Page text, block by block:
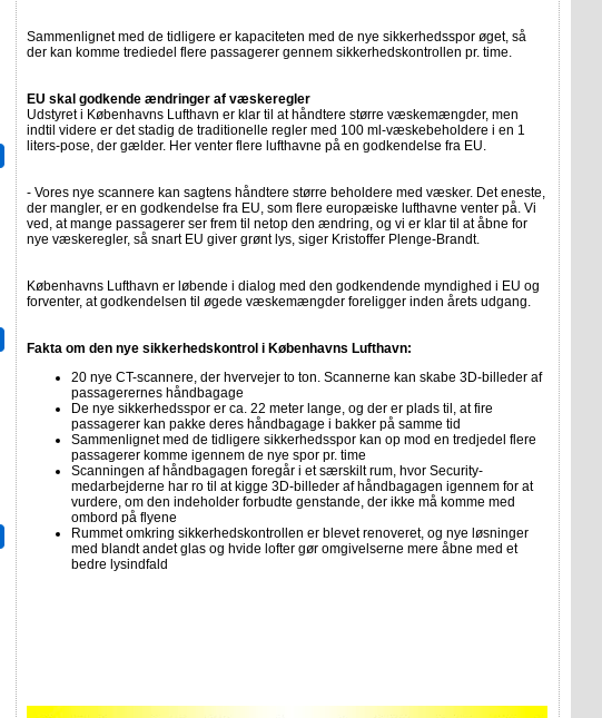
Sammenlignet med de tidligere er kapaciteten med de nye sikkerhedsspor øget, så
der kan komme trediedel flere passagerer gennem sikkerhedskontrollen pr. time.
EU skal godkende ændringer af væskeregler
Udstyret i Københavns Lufthavn er klar til at håndtere større væskemængder, men
indtil videre er det stadig de traditionelle regler med 100 ml-væskebeholdere i en 1
liters-pose, der gælder. Her venter flere lufthavne på en godkendelse fra EU.
- Vores nye scannere kan sagtens håndtere større beholdere med væsker. Det eneste,
der mangler, er en godkendelse fra EU, som flere europæiske lufthavne venter på. Vi
ved, at mange passagerer ser frem til netop den ændring, og vi er klar til at åbne for
nye væskeregler, så snart EU giver grønt lys, siger Kristoffer Plenge-Brandt.
Københavns Lufthavn er løbende i dialog med den godkendende myndighed i EU og
forventer, at godkendelsen til øgede væskemængder foreligger inden årets udgang.
Fakta om den nye sikkerhedskontrol i Københavns Lufthavn:
20 nye CT-scannere, der hvervejer to ton. Scannerne kan skabe 3D-billeder af
passagerernes håndbagage
De nye sikkerhedsspor er ca. 22 meter lange, og der er plads til, at fire
passagerer kan pakke deres håndbagage i bakker på samme tid
Sammenlignet med de tidligere sikkerhedsspor kan op mod en tredjedel flere
passagerer komme igennem de nye spor pr. time
Scanningen af håndbagagen foregår i et særskilt rum, hvor Security-
medarbejderne har ro til at kigge 3D-billeder af håndbagagen igennem for at
vurdere, om den indeholder forbudte genstande, der ikke må komme med
ombord på flyene
Rummet omkring sikkerhedskontrollen er blevet renoveret, og nye løsninger
med blandt andet glas og hvide lofter gør omgivelserne mere åbne med et
bedre lysindfald